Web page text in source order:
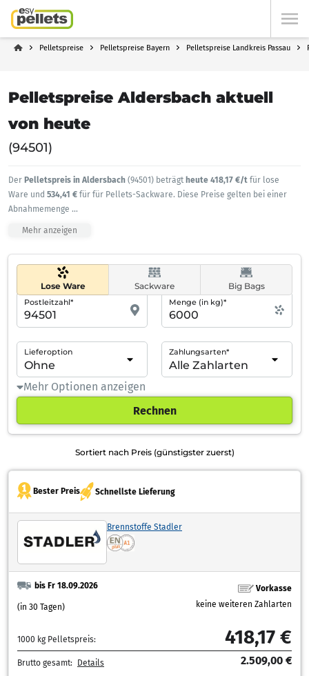
Pelletspreise Pelletspreise Bayern Pelletspreise Landkreis Passau
Pelletspreise Aldersbach aktuell
von heute
(94501)
Der Pelletspreis in Aldersbach (94501) beträgt heute 418,17 €/t für lose
Ware und 534,41 € für für Pellets-Sackware. Diese Preise gelten bei einer
Abnahmemenge ...
Mehr anzeigen
Lose Ware Sackware Big Bags
Postleitzahl* Menge (in kg)*
Lieferoption Zahlungsarten*
Mehr Optionen anzeigen
Rechnen
Sortiert nach Preis (günstigster zuerst)
Bester Preis Schnellste Lieferung
Brennstoffe Stadler
bis Fr 18.09.2026
(in 30 Tagen)
Vorkasse
keine weiteren Zahlarten
1000 kg Pelletspreis: 418,17 €
Brutto gesamt: Details 2.509,00 €